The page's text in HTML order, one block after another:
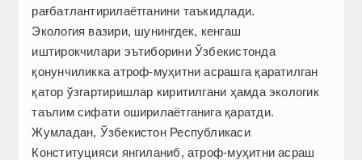
рағбатлантирилаётганини таъкидлади.
Экология вазири, шунингдек, кенгаш
иштирокчилари эътиборини Ўзбекистонда
қонунчиликка атроф-муҳитни асрашга қаратилган
қатор ўзгартиришлар киритилгани ҳамда экологик
таълим сифати оширилаётганига қаратди.
Жумладан, Ўзбекистон Республикаси
Конституцияси янгиланиб, атроф-муҳитни асраш